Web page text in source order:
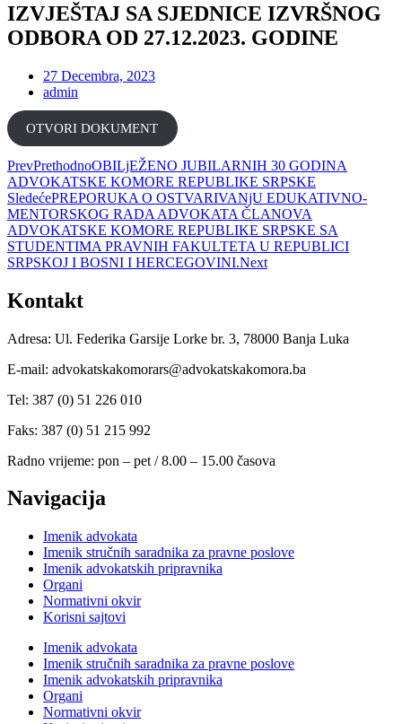
IZVJEŠTAJ SA SJEDNICE IZVRŠNOG
ODBORA OD 27.12.2023. GODINE
27 Decembra, 2023
admin
ОТVORI DOKUMENТ
PrevPrethodnoOBILjEŽENO JUBILARNIH 30 GODINA
ADVOKATSKE KOMORE REPUBLIKE SRPSKE
SledećePREPORUKA O OSTVARIVANjU EDUKATIVNO-
MENTORSKOG RADA ADVOKATA ČLANOVA
ADVOKATSKE KOMORE REPUBLIKE SRPSKE SA
STUDENTIMA PRAVNIH FAKULTETA U REPUBLICI
SRPSKOJ I BOSNI I HERCEGOVINI.Next
Kontakt
Adresa: Ul. Federika Garsije Lorke br. 3, 78000 Banja Luka
E-mail: advokatskakomorars@advokatskakomora.ba
Tel: 387 (0) 51 226 010
Faks: 387 (0) 51 215 992
Radno vrijeme: pon – pet / 8.00 – 15.00 časova
Navigacija
Imenik advokata
Imenik stručnih saradnika za pravne poslove
Imenik advokatskih pripravnika
Organi
Normativni okvir
Korisni sajtovi
Imenik advokata
Imenik stručnih saradnika za pravne poslove
Imenik advokatskih pripravnika
Organi
Normativni okvir